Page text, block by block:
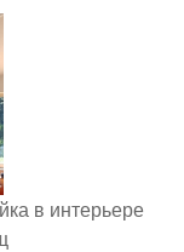
в интерьере